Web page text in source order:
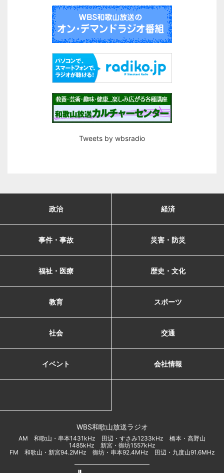
Tweets by wbsradio
政治 経済
事件・事故 災害・防災
福祉・医療 歴史・文化
教育 スポーツ
社会 交通
イベント 会社情報
WBS和歌山放送ラジオ
AM 和歌山・串本1431kHz 田辺・すさみ1233kHz 橋本・高野山
1485kHz 新宮・御坊1557kHz
FM 和歌山・新宮94.2MHz 御坊・串本92.4MHz 田辺・九度山91.6MHz